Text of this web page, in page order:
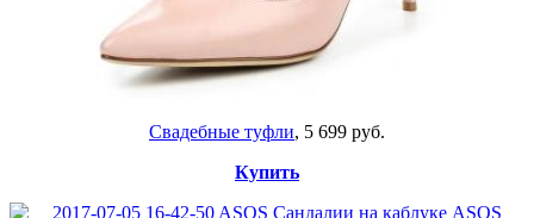
Свадебные туфли, 5 699 руб.
Купить